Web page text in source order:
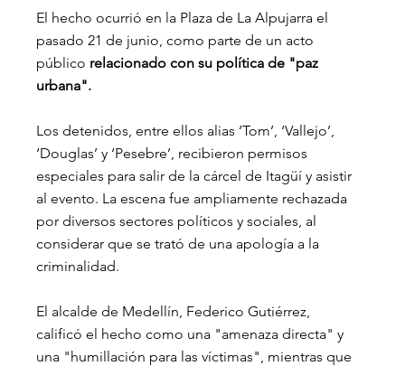
El hecho ocurrió en la Plaza de La Alpujarra el
pasado 21 de junio, como parte de un acto
público relacionado con su política de "paz
urbana".
Los detenidos, entre ellos alias ‘Tom’, ‘Vallejo’,
‘Douglas’ y ‘Pesebre’, recibieron permisos
especiales para salir de la cárcel de Itagüí y asistir
al evento. La escena fue ampliamente rechazada
por diversos sectores políticos y sociales, al
considerar que se trató de una apología a la
criminalidad.
El alcalde de Medellín, Federico Gutiérrez,
calificó el hecho como una "amenaza directa" y
una "humillación para las víctimas", mientras que